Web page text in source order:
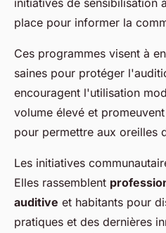
initiatives de sensibilisation
place pour informer la
Ces programmes visent à
saines pour protéger
encouragent l'utilisation
volume élevé et
pour permettre aux oreilles
Les initiatives
Elles rassemblent
auditive et habitants pour
pratiques et des dernières